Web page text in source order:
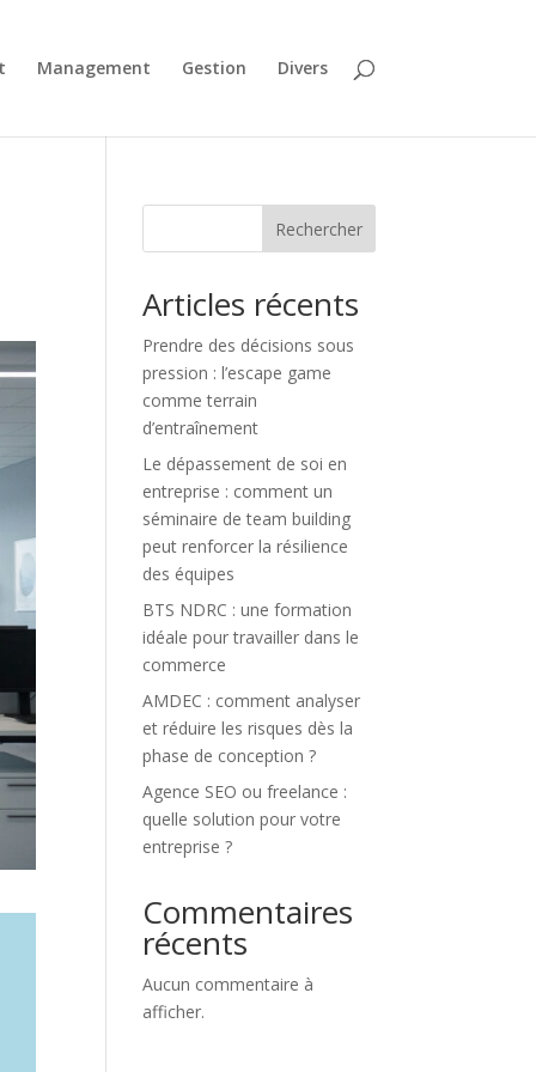
Management Gestion Divers
Rechercher
Articles récents
Prendre des décisions sous
pression : l’escape game
comme terrain
d’entraînement
Le dépassement de soi en
entreprise : comment un
séminaire de team building
peut renforcer la résilience
des équipes
BTS NDRC : une formation
idéale pour travailler dans le
commerce
AMDEC : comment analyser
et réduire les risques dès la
phase de conception ?
Agence SEO ou freelance :
quelle solution pour votre
entreprise ?
Commentaires
récents
Aucun commentaire à
afficher.